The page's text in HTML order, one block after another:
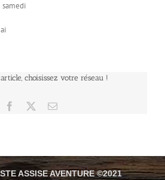
samedi
choisissez votre réseau !
Facebook Email
ASSISE AVENTURE ©2021